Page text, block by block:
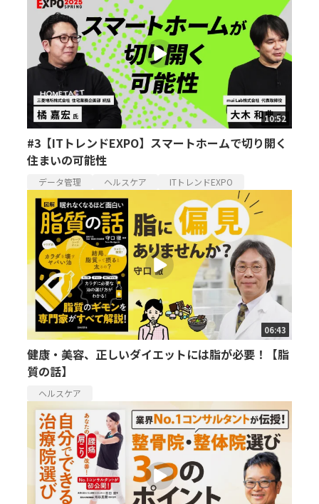
10:52
#3【ITトレンドEXPO】スマートホームで切り開く
住まいの可能性
データ管理 ヘルスケア ITトレンドEXPO
06:43
健康・美容、正しいダイエットには脂が必要！【脂
質の話】
ヘルスケア